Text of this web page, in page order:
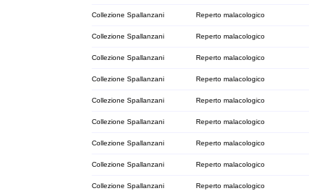
Collezione Spallanzani Reperto malacologico
Collezione Spallanzani Reperto malacologico
Collezione Spallanzani Reperto malacologico
Collezione Spallanzani Reperto malacologico
Collezione Spallanzani Reperto malacologico
Collezione Spallanzani Reperto malacologico
Collezione Spallanzani Reperto malacologico
Collezione Spallanzani Reperto malacologico
Collezione Spallanzani Reperto malacologico